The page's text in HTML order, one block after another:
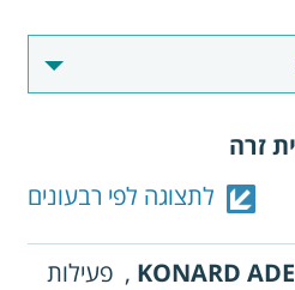
זרה
לתצוגה לפי רבעונים
KONARD
,פעילות